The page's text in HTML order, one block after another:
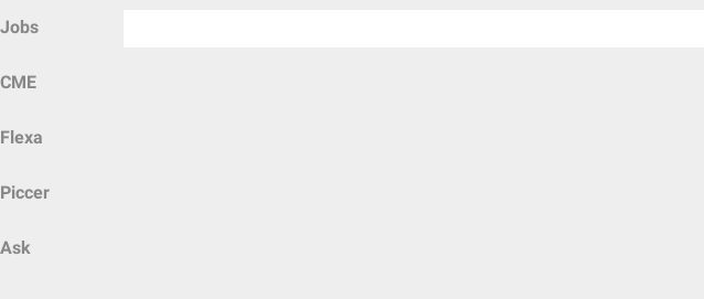
Jobs
CME
Flexa
Piccer
Ask